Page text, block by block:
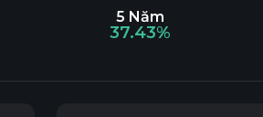
5 Năm
37.43%